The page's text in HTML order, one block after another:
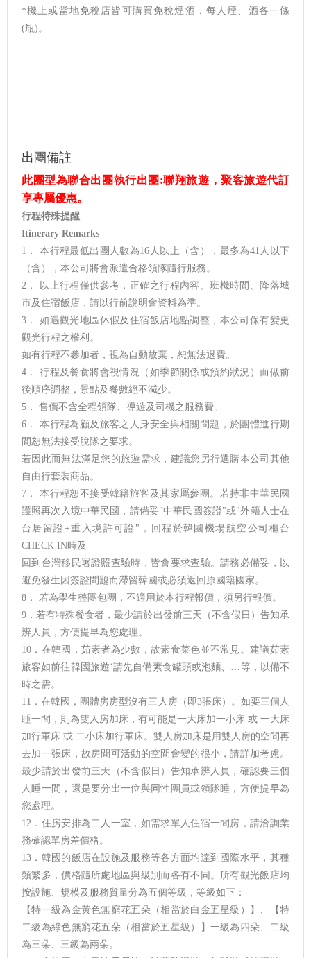
*機上或當地免稅店皆可購買免稅煙酒，每人煙、酒各一條
(瓶)。
出團備註
此團型為聯合出團執行出團:聯翔旅遊，聚客旅遊代訂
享專屬優惠。
行程特殊提醒
Itinerary Remarks
1． 本行程最低出團人數為16人以上（含），最多為41人以下
（含），本公司將會派遣合格領隊隨行服務。
2． 以上行程僅供參考，正確之行程內容、班機時間、降落城
市及住宿飯店，請以行前說明會資料為準。
3． 如遇觀光地區休假及住宿飯店地點調整，本公司保有變更
觀光行程之權利。
如有行程不參加者，視為自動放棄，恕無法退費。
4． 行程及餐食將會視情況（如季節關係或預約狀況）而做前
後順序調整，景點及餐數絕不減少。
5． 售價不含全程領隊、導遊及司機之服務費。
6． 本行程為顧及旅客之人身安全與相關問題，於團體進行期
間恕無法接受脫隊之要求。
若因此而無法滿足您的旅遊需求，建議您另行選購本公司其他
自由行套裝商品。
7． 本行程恕不接受韓籍旅客及其家屬參團。若持非中華民國
護照再次入境中華民國，請備妥"中華民國簽證"或"外籍人士在
台居留證+重入境許可證"，回程於韓國機場航空公司櫃台
CHECK IN時及
回到台灣移民署證照查驗時，皆會要求查驗。請務必備妥，以
避免發生因簽證問題而滯留韓國或必須返回原國籍國家。
8． 若為學生整團包團，不適用於本行程報價，須另行報價。
9．若有特殊餐食者，最少請於出發前三天（不含假日）告知承
辨人員，方便提早為您處理。
10．在韓國，茹素者為少數，故素食菜色並不常見。建議茹素
旅客如前往韓國旅遊˙請先自備素食罐頭或泡麵、…等，以備不
時之需。
11．在韓國，團體房房型沒有三人房（即3張床）。如要三個人
睡一間，則為雙人房加床，有可能是一大床加一小床 或 一大床
加行軍床 或 二小床加行軍床。雙人房加床是用雙人房的空間再
去加一張床，故房間可活動的空間會變的很小，請詳加考慮。
最少請於出發前三天（不含假日）告知承辨人員，確認要三個
人睡一間，還是要分出一位與同性團員或領隊睡，方便提早為
您處理。
12．住房安排為二人一室，如需求單人住宿一間房，請洽詢業
務確認單房差價格。
13．韓國的飯店在設施及服務等各方面均達到國際水平，其種
類繁多，價格隨所處地區與級別而各有不同。所有觀光飯店均
按設施、規模及服務質量分為五個等級，等級如下：
【特一級為金黃色無窮花五朵（相當於白金五星級）】、【特
二級為綠色無窮花五朵（相當於五星級）】一級為四朵、二級
為三朵、三級為兩朵。